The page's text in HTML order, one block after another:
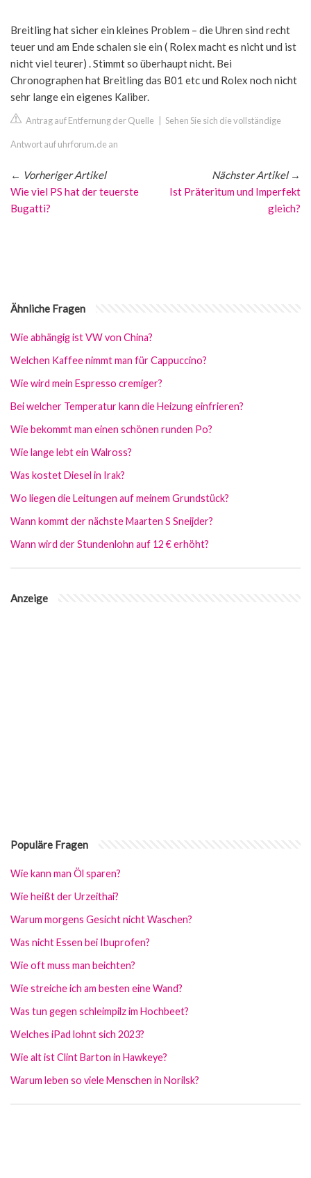
Breitling hat sicher ein kleines Problem – die Uhren sind recht
teuer und am Ende schalen sie ein ( Rolex macht es nicht und ist
nicht viel teurer) . Stimmt so überhaupt nicht. Bei
Chronographen hat Breitling das B01 etc und Rolex noch nicht
sehr lange ein eigenes Kaliber.
Antrag auf Entfernung der Quelle Sehen Sie sich die vollständige
Antwort auf uhrforum.de an
← Vorheriger Artikel
Wie viel PS hat der teuerste
Bugatti?
Nächster Artikel→
Ist Präteritum und Imperfekt
gleich?
Ähnliche Fragen
Wie abhängig ist VW von China?
Welchen Kaffee nimmt man für Cappuccino?
Wie wird mein Espresso cremiger?
Bei welcher Temperatur kann die Heizung einfrieren?
Wie bekommt man einen schönen runden Po?
Wie lange lebt ein Walross?
Was kostet Diesel in Irak?
Wo liegen die Leitungen auf meinem Grundstück?
Wann kommt der nächste Maarten S Sneijder?
Wann wird der Stundenlohn auf 12 € erhöht?
Anzeige
Populäre Fragen
Wie kann man Öl sparen?
Wie heißt der Urzeithai?
Warum morgens Gesicht nicht Waschen?
Was nicht Essen bei Ibuprofen?
Wie oft muss man beichten?
Wie streiche ich am besten eine Wand?
Was tun gegen schleimpilz im Hochbeet?
Welches iPad lohnt sich 2023?
Wie alt ist Clint Barton in Hawkeye?
Warum leben so viele Menschen in Norilsk?